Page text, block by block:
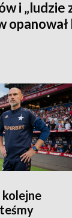
i „ludzie
kolejne